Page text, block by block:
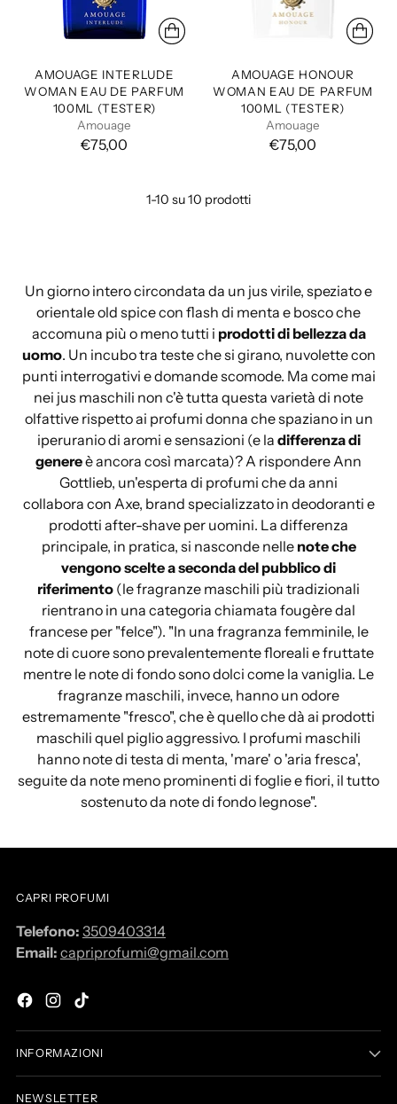
n
AMOUAGE INTERLUDE
WOMAN EAU DE PARFUM
100ML (TESTER)
Amouage
€75,00
AMOUAGE HONOUR
WOMAN EAU DE PARFUM
100ML (TESTER)
Amouage
€75,00
1-10 su 10 prodotti
Un giorno intero circondata da un jus virile, speziato e
orientale old spice con flash di menta e bosco che
accomuna più o meno tutti i prodotti di bellezza da
uomo. Un incubo tra teste che si girano, nuvolette con
punti interrogativi e domande scomode. Ma come mai
nei jus maschili non c'è tutta questa varietà di note
olfattive rispetto ai profumi donna che spaziano in un
iperuranio di aromi e sensazioni (e la differenza di
genereè ancora così marcata)? A rispondere Ann
Gottlieb, un'esperta di profumi che da anni
collabora con Axe, brand specializzato in deodoranti e
prodotti after-shave per uomini. La differenza
principale, in pratica, si nasconde nelle note che
vengono scelte a seconda del pubblico di
riferimento (le fragranze maschili più tradizionali
rientrano in una categoria chiamata fougère dal
francese per "felce"). "In una fragranza femminile, le
note di cuore sono prevalentemente floreali e fruttate
mentre le note di fondo sono dolci come la vaniglia. Le
fragranze maschili, invece, hanno un odore
estremamente "fresco", che è quello che dà ai prodotti
maschili quel piglio aggressivo. I profumi maschili
hanno note di testa di menta, 'mare' o 'aria fresca',
seguite da note meno prominenti di foglie e fiori, il tutto
sostenuto da note di fondo legnose".
CAPRI PROFUMI
Telefono: 3509403314
Email: capriprofumi@gmail.com
INFORMAZIONI
NEWSLETTER